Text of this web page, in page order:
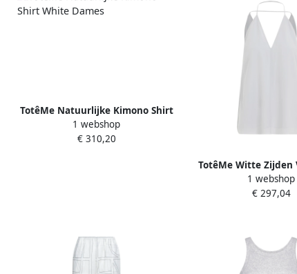
TotêMe Natuurlijke Kimono Shirt
White Dames
1 webshop
€ 310,20
TotêMe Witte Zijden
White Dames
1 webshop
€ 297,04